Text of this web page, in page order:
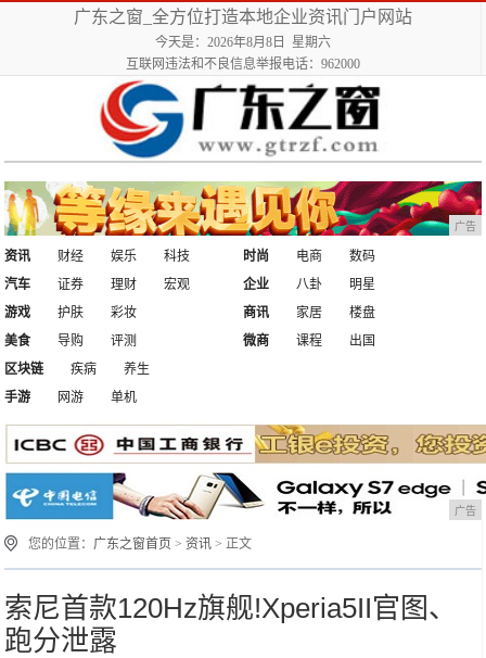
广东之窗_全方位打造本地企业资讯门户网站
今天是：2026年8月8日 星期六
互联网违法和不良信息举报电话：962000
广告
资讯 财经 娱乐
科技
汽车
证券 理财 宏观
时尚 电商
数码
企业
八卦
明星
游戏
护肤
彩妆
美食
导购 评测
商讯 家居
楼盘
微商
课程
出国
区块链
疾病
养生
手游
网游 单机
广告
您的位置： 广东之窗首页 >资讯 > 正文
索尼首款120Hz旗舰!Xperia5II官图、
跑分泄露